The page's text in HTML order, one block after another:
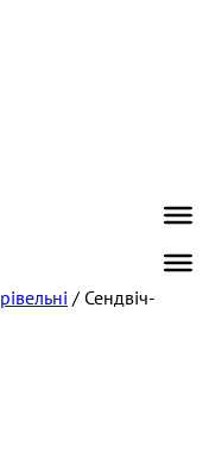
/ Сендвіч-